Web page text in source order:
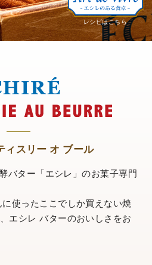
レシピはこちら
ィスリー オ ブール
バター「エシレ」のお菓子専門
使ったここでしか買えない焼
エシレ バターのおいしさをお